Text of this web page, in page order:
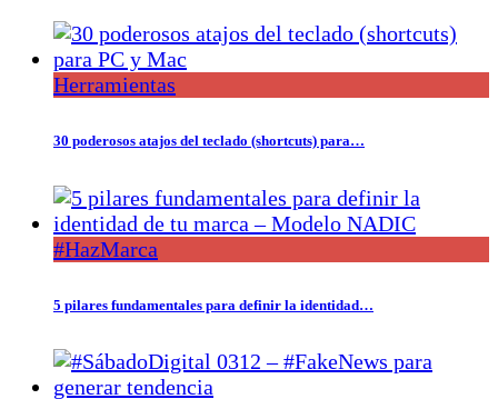
Herramientas
30 poderosos atajos del teclado (shortcuts) para…
#HazMarca
5 pilares fundamentales para definir la identidad…